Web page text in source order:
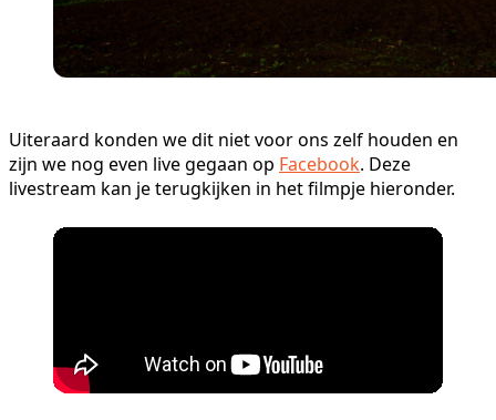
Uiteraard konden we dit niet voor ons zelf houden en
zijn we nog even live gegaan op Facebook. Deze
livestream kan je terugkijken in het filmpje hieronder.